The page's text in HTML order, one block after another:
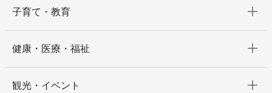
子育て・教育
健康・医療・福祉
観光・イベント